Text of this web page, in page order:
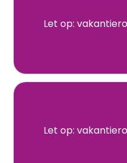
Let op:
Let op: